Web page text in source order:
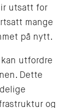
utsatt for
mange
på nytt.
utfordre
Dette
og